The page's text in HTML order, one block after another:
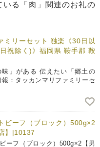
いる「肉」関連のお礼の
ミリーセット 独楽《30日以
祝除く)》福岡県 鞍手郡 鞍
」がある 伝えたい「郷土の
：タッカンマリファミリーセ
ビーフ（ブロック）500g×2
】|10137
ーフ（ブロック）500g×2【男